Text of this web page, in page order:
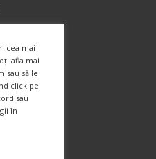
cea mai
afla mai
sau să le
click pe
sau
în